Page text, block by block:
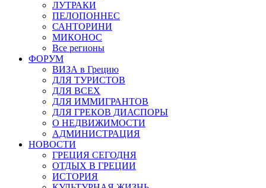
ЛУТРАКИ
ПЕЛОПОННЕС
САНТОРИНИ
МИКОНОС
Все регионы
ФОРУМ
ВИЗА в Грецию
ДЛЯ ТУРИСТОВ
ДЛЯ ВСЕХ
ДЛЯ ИММИГРАНТОВ
ДЛЯ ГРЕКОВ ДИАСПОРЫ
О НЕДВИЖИМОСТИ
АДМИНИСТРАЦИЯ
НОВОСТИ
ГРЕЦИЯ СЕГОДНЯ
ОТДЫХ В ГРЕЦИИ
ИСТОРИЯ